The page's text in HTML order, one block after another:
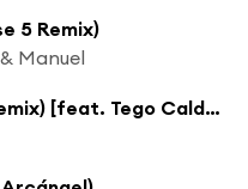
5 Remix)
Manuel
No Quiere Novio (Remix) [feat. Tego Calderón]